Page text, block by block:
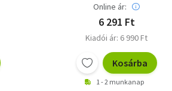
Online ár:
6 291 Ft
Kiadói ár: 6 990 Ft
Kosárba
1 - 2 munkanap